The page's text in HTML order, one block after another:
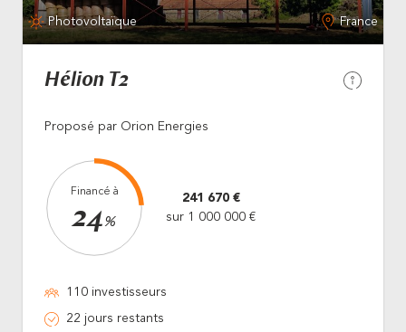
Photovoltaïque France
Hélion T2
Proposé par Orion Energies
Financé à
24%
241 670 €
sur 1 000 000 €
110 investisseurs
22 jours restants